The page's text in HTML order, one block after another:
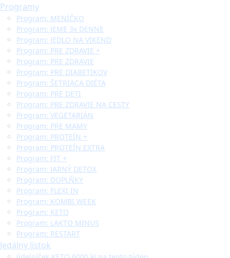
Programy
Program: MENÍČKO
Program: JEME 3x DENNE
Program: JEDLO NA VIKEND
Program: PRE ZDRAVIE +
Program: PRE ZDRAVIE
Program: PRE DIABETIKOV
Program: ŠETRIACA DIÉTA
Program: PRE DETI
Program: PRE ZDRAVIE NA CESTY
Program: VEGETARIÁN
Program: PRE MAMY
Program: PROTEÍN +
Program: PROTEÍN EXTRA
Program: FIT +
Program: JARNÝ DETOX
Program: DOPLŇKY
Program: FLEXI IN
Program: KOMBI WEEK
Program: KETO
Program: LAKTO MINUS
Program: RESTART
Jedálny lístok